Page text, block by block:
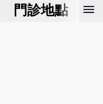
門診地點 預
menu